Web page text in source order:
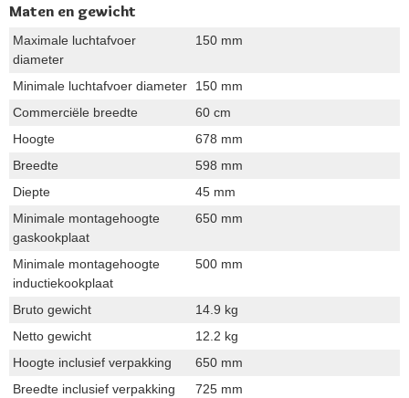
Maten en gewicht
Maximale luchtafvoer
diameter
150 mm
Minimale luchtafvoer diameter
150 mm
Commerciële breedte
60 cm
Hoogte
678 mm
Breedte
598 mm
Diepte
45 mm
Minimale montagehoogte
gaskookplaat
650 mm
Minimale montagehoogte
inductiekookplaat
500 mm
Bruto gewicht
14.9 kg
Netto gewicht
12.2 kg
Hoogte inclusief verpakking
650 mm
Breedte inclusief verpakking
725 mm